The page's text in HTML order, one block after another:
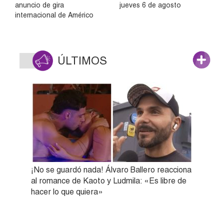
anuncio de gira
internacional de Américo
jueves 6 de agosto
ÚLTIMOS
¡No se guardó nada! Álvaro Ballero reacciona
al romance de Kaoto y Ludmila: «Es libre de
hacer lo que quiera»